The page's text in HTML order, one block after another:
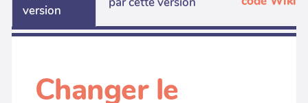
version
Changer le